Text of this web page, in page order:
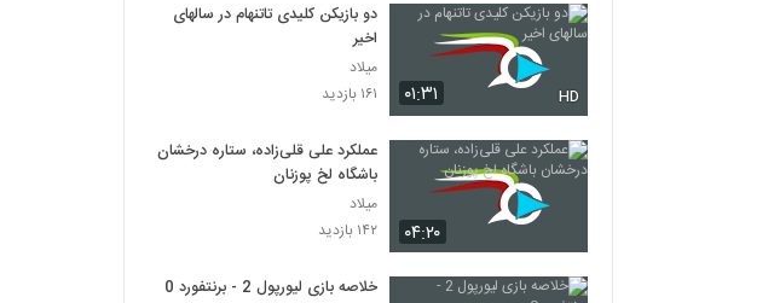
۰۱:۳۱ HD
دو بازیکن کلیدی تاتنهام در سالهای
اخیر
میلاد
۱۶۱ بازدید
۰۴:۲۰
عملکرد علی قلی‌زاده، ستاره درخشان
باشگاه لخ پوزنان
میلاد
۱۴۲ بازدید
خلاصه بازی لیورپول 2 - برنتفورد 0